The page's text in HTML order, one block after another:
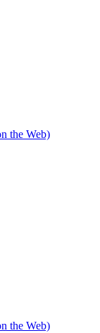
the Web)
the Web)